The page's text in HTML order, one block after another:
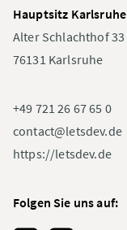
Hauptsitz Karlsruhe
Alter Schlachthof 33
76131 Karlsruhe
+49 721 26 67 65 0
contact@letsdev.de
https://letsdev.de
Folgen Sie uns auf: